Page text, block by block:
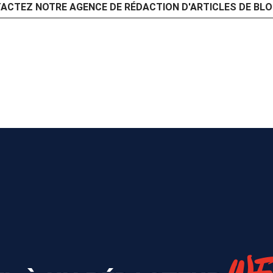
NOTRE AGENCE DE RÉDACTION D'ARTICLES DE